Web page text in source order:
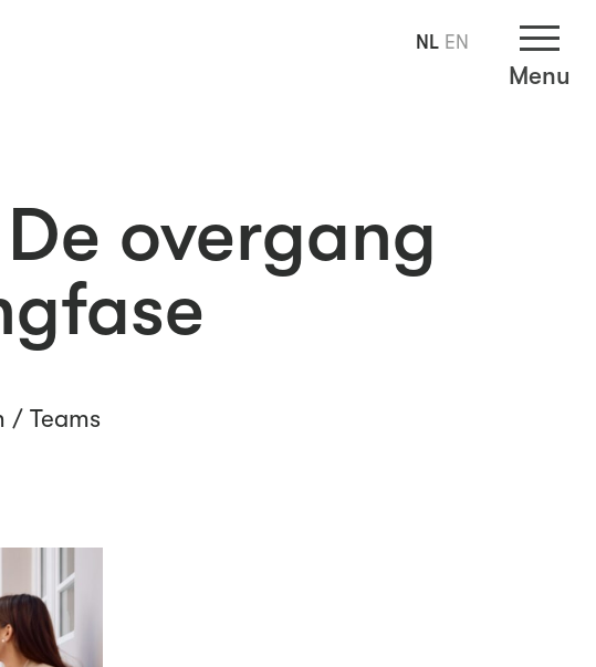
Menu
overgang
/ Teams
NL EN